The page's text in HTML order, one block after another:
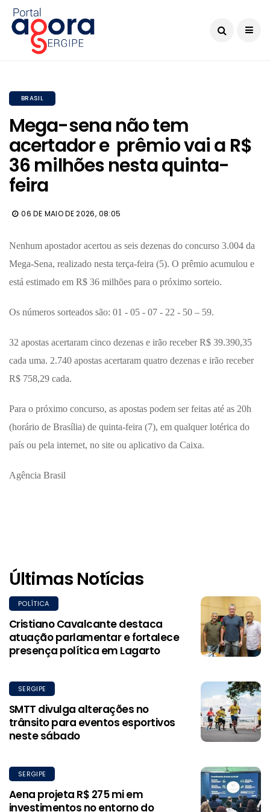
BRASIL
Mega-sena não tem
acertador e prêmio vai a R$
36 milhões nesta quinta-
feira
06 DE MAIO DE 2026, 08:05
Nenhum apostador acertou as seis dezenas do concurso 3.004 da
Mega-Sena, realizado nesta terça-feira (5). O prêmio acumulou e
está estimado em R$ 36 milhões para o próximo sorteio.
Os números sorteados são: 01 - 05 - 07 - 22 - 50 – 59.
32 apostas acertaram cinco dezenas e irão receber R$ 39.390,35
cada uma. 2.740 apostas acertaram quatro dezenas e irão receber
R$ 758,29 cada.
Para o próximo concurso, as apostas podem ser feitas até as 20h
(horário de Brasília) de quinta-feira (7), em qualquer lotérica do
país ou pela internet, no site ou aplicativo da Caixa.
Agência Brasil
Últimas Notícias
POLÍTICA
Cristiano Cavalcante destaca
atuação parlamentar e fortalece
presença política em Lagarto
SERGIPE
SMTT divulga alterações no
trânsito para eventos esportivos
neste sábado
SERGIPE
Aena projeta R$ 275 mi em
investimentos no entorno do